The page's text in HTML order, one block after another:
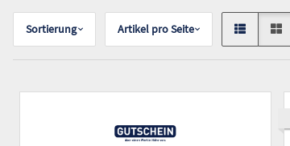
Sortierung Artikel pro Seite